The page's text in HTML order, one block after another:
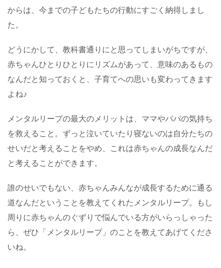
からは、今までの子どもたちの行動にすごく納得しまし
た。
どうにかして、教科書通りにと思ってしまいがちですが、
赤ちゃんひとりひとりにリズムがあって、意味のあるもの
なんだと知っておくと、子育てへの思いも変わってきます
よね♪
メンタルリープの最大のメリットは、ママやパパの気持ち
を救えること。ずっと泣いていたり寝ないのは自分たちの
せいだと考えることをやめ、これは赤ちゃんの成長なんだ
と考えることができます。
誰のせいでもない、赤ちゃんみんなが成長するために通る
道なんだということを教えてくれたメンタルリープ。もし
周りに赤ちゃんのぐずりで悩んでいる方がいらっしゃった
ら、ぜひ「メンタルリープ」のことを教えてあげてくださ
いね。